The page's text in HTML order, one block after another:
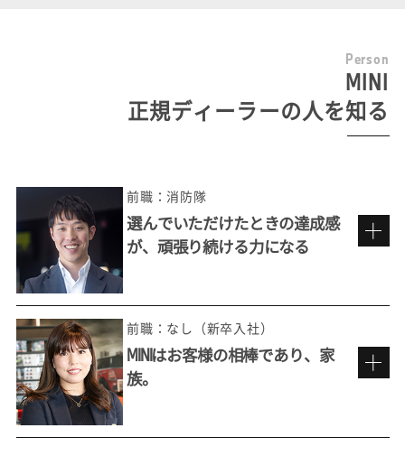
Person
MINI
正規ディーラーの人を知る
前職：消防隊
選んでいただけたときの達成感
が、頑張り続ける力になる
十人十色のお客様ニーズを捉える
前職：なし（新卒入社）
MINIはお客様の相棒であり、家
族。